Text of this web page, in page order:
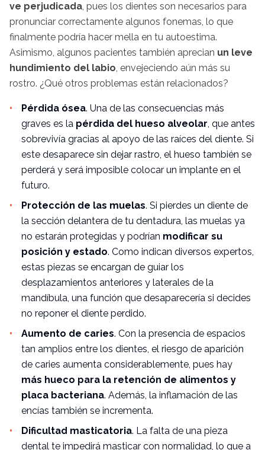
ve perjudicada, pues los dientes son necesarios para
pronunciar correctamente algunos fonemas, lo que
finalmente podría hacer mella en tu autoestima.
Asimismo, algunos pacientes también aprecian un leve
hundimiento del labio, envejeciendo aún más su
rostro. ¿Qué otros problemas están relacionados?
Pérdida ósea. Una de las consecuencias más
graves es la pérdida del hueso alveolar, que antes
sobrevivía gracias al apoyo de las raíces del diente. Si
este desaparece sin dejar rastro, el hueso también se
perderá y será imposible colocar un implante en el
futuro.
Protección de las muelas. Si pierdes un diente de
la sección delantera de tu dentadura, las muelas ya
no estarán protegidas y podrían modificar su
posición y estado. Como indican diversos expertos,
estas piezas se encargan de guiar los
desplazamientos anteriores y laterales de la
mandíbula, una función que desaparecería si decides
no reponer el diente perdido.
Aumento de caries. Con la presencia de espacios
tan amplios entre los dientes, el riesgo de aparición
de caries aumenta considerablemente, pues hay
más hueco para la retención de alimentos y
placa bacteriana. Además, la inflamación de las
encías también se incrementa.
Dificultad masticatoria. La falta de una pieza
dental te impedirá masticar con normalidad, lo que a